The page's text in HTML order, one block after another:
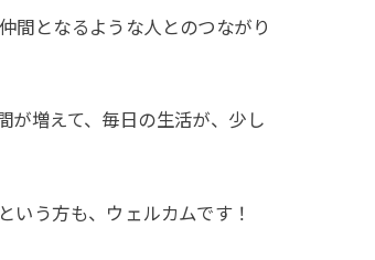
間となるような人とのつながり
が増えて、毎日の生活が、少し
いう方も、ウェルカムです！